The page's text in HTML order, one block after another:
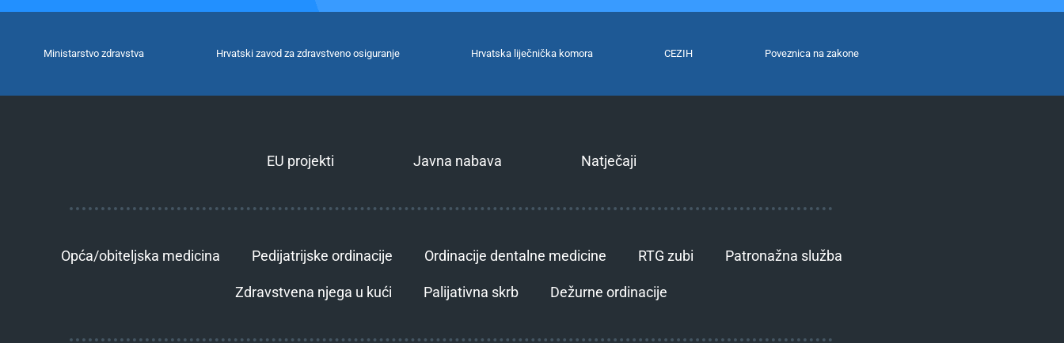
Ministarstvo zdravstva Hrvatski zavod za zdravstveno osiguranje Hrvatska liječnička komora CEZIH Poveznica na zakone
EU projekti Javna nabava Natječaji
Opća/obiteljska medicina Pedijatrijske ordinacije Ordinacije dentalne medicine RTG zubi Patronažna služba
Zdravstvena njega u kući Palijativna skrb Dežurne ordinacije